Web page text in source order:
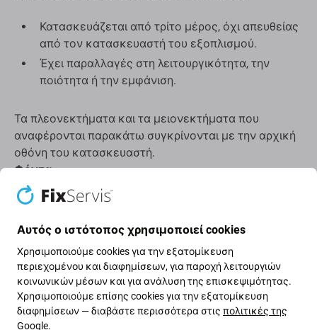
Κατασκευάζεται από τρίτο μέρος, όχι απευθείας
από τον κατασκευαστή του εξοπλισμού.
Έχει παραλλαγές στη λειτουργικότητα, την
ποιότητα ή την εμφάνιση.
Τα πλεονεκτήματα και τα μειονεκτήματα που
αναφέρονται παρακάτω συγκρίνονται με την αρχική
οθόνη του κατασκευαστή.
Φόντα:
Χαμηλή τιμή
Χρήση τεχνολογίας LCD
Μειονεκτήματα:
Μικρότερος χώρος προβολής
Ελαφρώς ψηλότερο κάτω άκρο
Αυτός ο ιστότοπος χρησιμοποιεί cookies
Χρησιμοποιούμε cookies για την εξατομίκευση
περιεχομένου και διαφημίσεων, για παροχή λειτουργιών
κοινωνικών μέσων και για ανάλυση της επισκεψιμότητας.
Χρησιμοποιούμε επίσης cookies για την εξατομίκευση
διαφημίσεων — διαβάστε περισσότερα στις πολιτικές της
Google.